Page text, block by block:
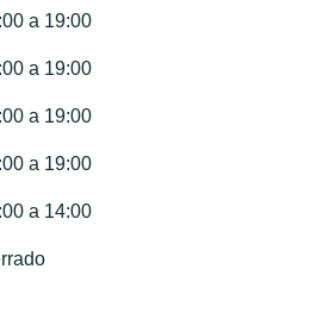
a 19:00
a 19:00
a 19:00
a 19:00
a 14:00